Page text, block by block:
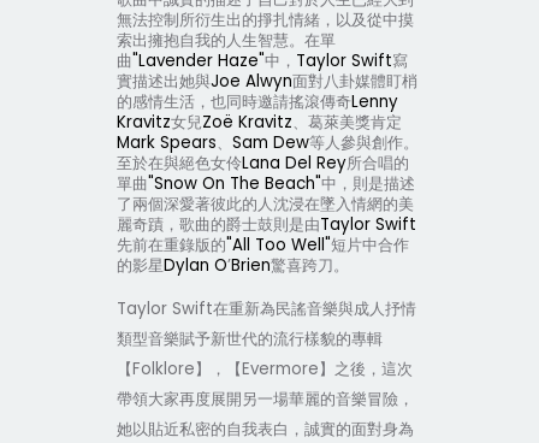
無法控制所衍生出的掙扎情緒，以及從中摸
索出擁抱自我的人生智慧。在單
曲"Lavender Haze"中， Taylor Swift寫
實描述出她與Joe Alwyn面對八卦媒體盯梢
的感情生活，也同時邀請搖滾傳奇Lenny
Kravitz女兒Zoë Kravitz、葛萊美獎肯定
Mark Spears、 Sam Dew等人參與創作。
至於在與絕色女伶Lana Del Rey所合唱的
單曲"Snow On The Beach"中，則是描述
了兩個深愛著彼此的人沈浸在墜入情網的美
麗奇蹟，歌曲的爵士鼓則是由Taylor Swift
先前在重錄版的"All Too Well"短片中合作
的影星Dylan O’Brien驚喜跨刀。
Taylor Swift在重新為民謠音樂與成人抒情
類型音樂賦予新世代的流行樣貌的專輯
【Folklore】，【Evermore】之後，這次
帶領大家再度展開另一場華麗的音樂冒險，
她以貼近私密的自我表白，誠實的面對身為